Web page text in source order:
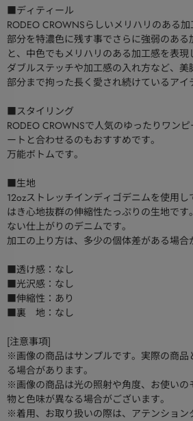
■ディティール
RODEO CROWNSらしいメリハリのある
部分を特濃色に残す事でさらに強弱のある
と、中色でもメリハリのある加工感を表現
ダブルステッチや加工感の入れ方など、
部分まで拘った長く愛され続けているアイ
■スタイリング
RODEO CROWNSで人気のゆったりワン
ートと合わせるのもおすすめです。
万能ボトムです。
■生地
12ozストレッチインディゴデニムを使用し
はき心地抜群の伸縮性たっぷりの生地で
ない仕上がりのデニムです。
加工の上り方は、多少の個体差がある場合
■透け感：なし
■光沢感：なし
■伸縮性：あり
■裏 地：なし
[注意事項]
※画像の商品はサンプルです。実際の商品
る場合があります。
※画像の商品は光の照射や角度、お使いの
物と色味が異なる場合がございます。
※着用、お取り扱いの際は、アテンション